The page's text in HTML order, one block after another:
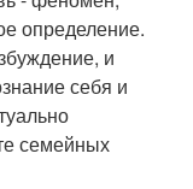
определение.
и
себя и
семейных